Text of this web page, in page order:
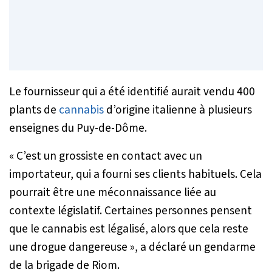
Le fournisseur qui a été identifié aurait vendu 400
plants de cannabisd’origine italienne à plusieurs
enseignes du Puy-de-Dôme.
« C’est un grossiste en contact avec un
importateur, qui a fourni ses clients habituels. Cela
pourrait être une méconnaissance liée au
contexte législatif. Certaines personnes pensent
que le cannabis est légalisé, alors que cela reste
une drogue dangereuse », a déclaré un gendarme
de la brigade de Riom.